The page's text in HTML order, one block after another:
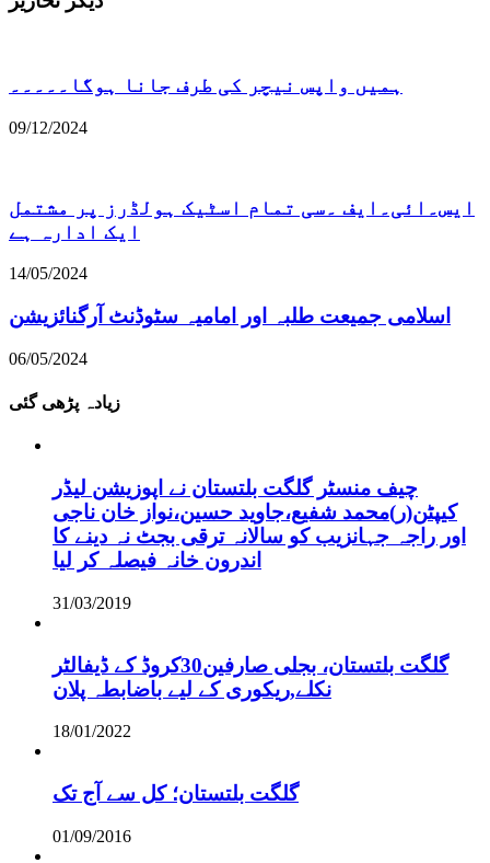
ہمیں واپس نیچر کی طرف جانا ہوگا۔۔۔۔۔
09/12/2024
ایس۔ائی۔ایف ۔سی تمام اسٹیک ہولڈرز پر مشتمل
ایک ادارہ ہے
14/05/2024
اسلامی جمیعت طلبہ اور امامیہ سٹوڈنٹ آرگنائزیشن
06/05/2024
زیادہ پڑھی گئی
چیف منسٹر گلگت بلتستان نے اپوزیشن لیڈر
کیپٹن(ر)محمد شفیع،جاوید حسین،نواز خان ناجی
اور راجہ جہانزیب کو سالانہ ترقی بجٹ نہ دینے کا
اندرون خانہ فیصلہ کر لیا
31/03/2019
گلگت بلتستان، بجلی صارفین30کروڈ کے ڈیفالٹر
نکلے,ریکوری کے لیے باضابطہ پلان
18/01/2022
گلگت بلتستان؛ کل سے آج تک
01/09/2016